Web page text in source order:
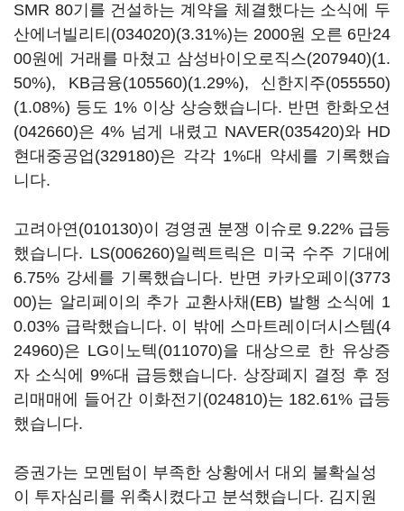
SMR 80기를 건설하는 계약을 체결했다는 소식에 두
산에너빌리티(034020)(3.31%)는 2000원 오른 6만24
00원에 거래를 마쳤고 삼성바이오로직스(207940)(1.
50%), KB금융(105560)(1.29%), 신한지주(055550)
(1.08%) 등도 1% 이상 상승했습니다. 반면 한화오션
(042660)은 4% 넘게 내렸고 NAVER(035420)와 HD
현대중공업(329180)은 각각 1%대 약세를 기록했습
니다.
고려아연(010130)이 경영권 분쟁 이슈로 9.22% 급등
했습니다. LS(006260)일렉트릭은 미국 수주 기대에
6.75% 강세를 기록했습니다. 반면 카카오페이(3773
00)는 알리페이의 추가 교환사채(EB) 발행 소식에 1
0.03% 급락했습니다. 이 밖에 스마트레이더시스템(4
24960)은 LG이노텍(011070)을 대상으로 한 유상증
자 소식에 9%대 급등했습니다. 상장폐지 결정 후 정
리매매에 들어간 이화전기(024810)는 182.61% 급등
했습니다.
증권가는 모멘텀이 부족한 상황에서 대외 불확실성
이 투자심리를 위축시켰다고 분석했습니다. 김지원